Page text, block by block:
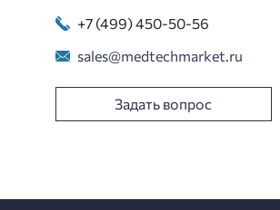
+7 (499) 450-50-56
sales@medtechmarket.ru
Задать вопрос